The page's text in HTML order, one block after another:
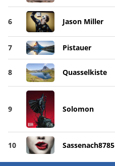
6 Jason Miller
7 Pistauer
8 Quasselkiste
9 Solomon
10 Sassenach8785